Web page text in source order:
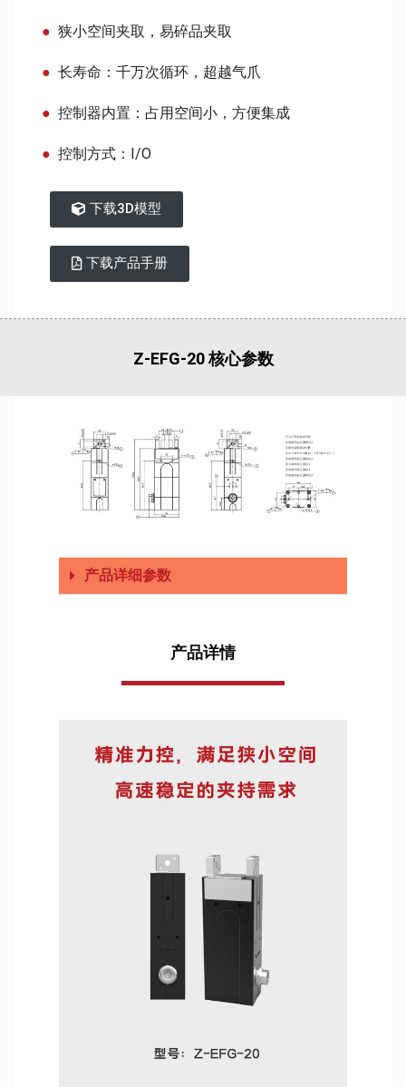
狭小空间夹取，易碎品夹取
长寿命：千万次循环，超越气爪
控制器内置：占用空间小，方便集成
控制方式：I/O
下载3D模型
下载产品手册
Z-EFG-20 核心参数
产品详细参数
产品详情